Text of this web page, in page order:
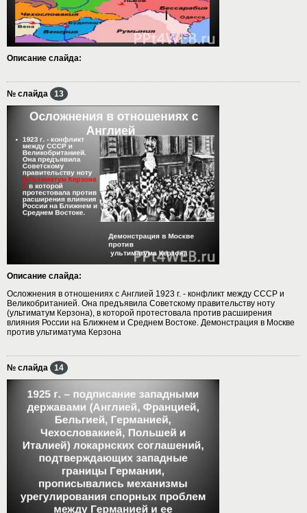
Описание слайда:
№ слайда 13
Описание слайда:
Осложнения в отношениях с Англией 1923 г. - конфликт между СССР и
Великобританией. Она предъявила Советскому правительству ноту
(ультиматум Керзона), в которой протестовала против расширения
влияния России на Ближнем и Среднем Востоке. Демонстрация в Москве
против ультиматума Керзона
№ слайда 14